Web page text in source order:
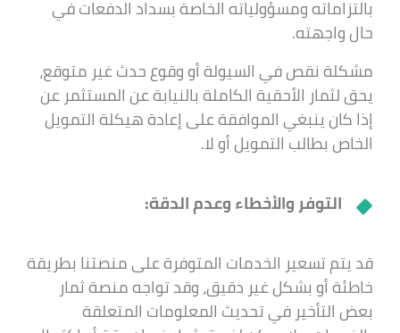
بالتزاماته ومسؤولياته الخاصة بسداد الدفعات في
حال واجهته.
مشكلة نقص في السيولة أو وقوع حدث غير متوقع،
يحق لثمار الأحقية الكاملة بالنيابة عن المستثمر عن
إذا كان ينبغي الموافقة على إعادة هيكلة التمويل
الخاص بطالب التمويل أو لا.
التوفر والأخطاء وعدم الدقة:
قد يتم تسعير الخدمات المتوفرة على منصتنا بطريقة
خاطئة أو بشكل غير دقيق، وقد تواجه منصة ثمار
بعض التأخير في تحديث المعلومات المتعلقة